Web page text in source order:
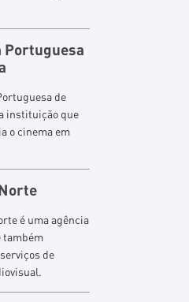
Portuguesa
de
instituição que
o cinema em
é uma agência
também
de